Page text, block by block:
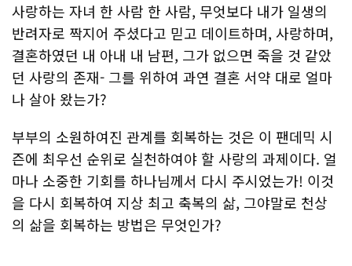
사랑하는 자녀 한 사람 한 사람, 무엇보다 내가 일생의
반려자로 짝지어 주셨다고 믿고 데이트하며, 사랑하며,
결혼하였던 내 아내 내 남편, 그가 없으면 죽을 것 같았
던 사랑의 존재- 그를 위하여 과연 결혼 서약 대로 얼마
나 살아 왔는가?
부부의 소원하여진 관계를 회복하는 것은 이 팬데믹 시
즌에 최우선 순위로 실천하여야 할 사랑의 과제이다. 얼
마나 소중한 기회를 하나님께서 다시 주시었는가! 이것
을 다시 회복하여 지상 최고 축복의 삶, 그야말로 천상
의 삶을 회복하는 방법은 무엇인가?